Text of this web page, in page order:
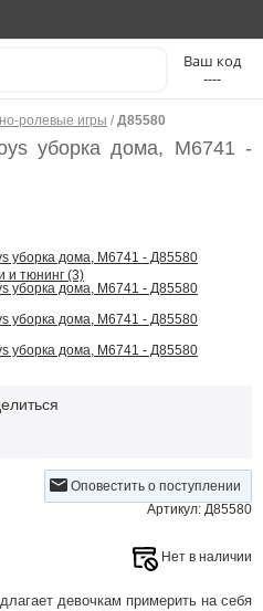
----
ролевые игры / Д85580
уборка дома, М6741 -
и тюнинг (3)
Оповестить о поступлении
Артикул: Д85580
Нет в наличии
девочкам примерить на себя